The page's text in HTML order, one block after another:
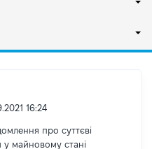
16:24
про суттєві
y майновому стані